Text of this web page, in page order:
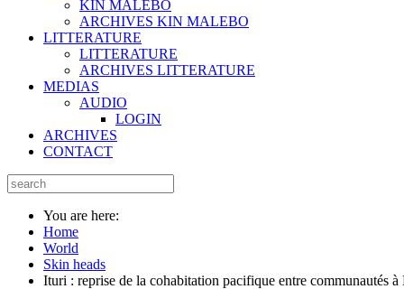
KIN MALEBO
ARCHIVES KIN MALEBO
LITTERATURE
LITTERATURE
ARCHIVES LITTERATURE
MEDIAS
AUDIO
LOGIN
ARCHIVES
CONTACT
You are here:
Home
World
Skin heads
Ituri : reprise de la cohabitation pacifique entre communautés